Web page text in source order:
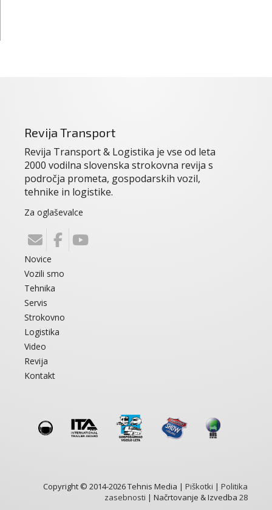
Revija Transport
Revija Transport & Logistika je vse od leta
2000 vodilna slovenska strokovna revija s
področja prometa, gospodarskih vozil,
tehnike in logistike.
Za oglaševalce
Novice
Vozili smo
Tehnika
Servis
Strokovno
Logistika
Video
Revija
Kontakt
Copyright © 2014-2026 Tehnis Media | Piškotki | Politika
zasebnosti | Načrtovanje & Izvedba 28